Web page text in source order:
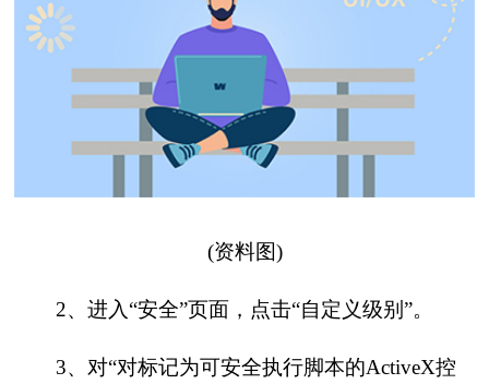
(资料图)
2、进入“安全”页面，点击“自定义级别”。
3、对“对标记为可安全执行脚本的ActiveX控